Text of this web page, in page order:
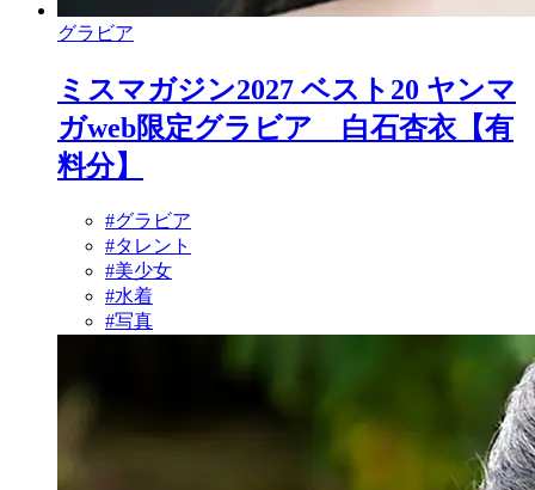
グラビア
ミスマガジン2027 ベスト20 ヤンマ
ガweb限定グラビア 白石杏衣【有
料分】
#グラビア
#タレント
#美少女
#水着
#写真